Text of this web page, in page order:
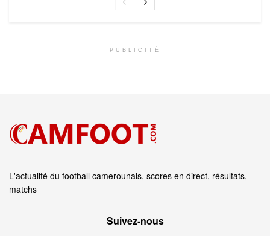
PUBLICITÉ
L'actualité du football camerounais, scores en direct, résultats,
matchs
Suivez‑nous